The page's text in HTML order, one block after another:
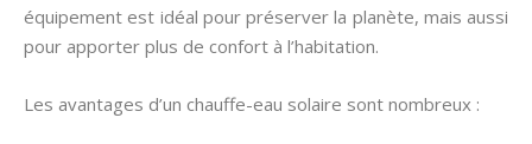
équipement est idéal pour préserver la planète, mais aussi
pour apporter plus de confort à l’habitation.
Les avantages d’un chauffe-eau solaire sont nombreux :